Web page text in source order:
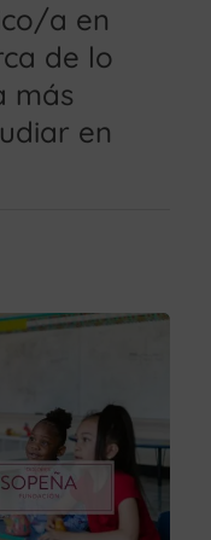
a en
de lo
más
en